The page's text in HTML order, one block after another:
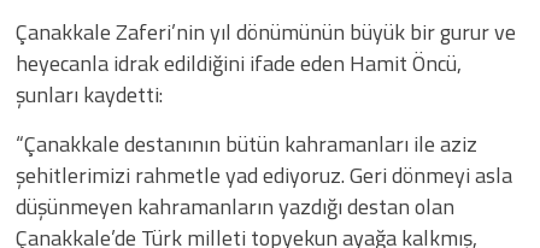
Çanakkale Zaferi’nin yıl dönümünün büyük bir gurur ve
heyecanla idrak edildiğini ifade eden Hamit Öncü,
şunları kaydetti:
“Çanakkale destanının bütün kahramanları ile aziz
şehitlerimizi rahmetle yad ediyoruz. Geri dönmeyi asla
düşünmeyen kahramanların yazdığı destan olan
Çanakkale’de Türk milleti topyekun ayağa kalkmış,